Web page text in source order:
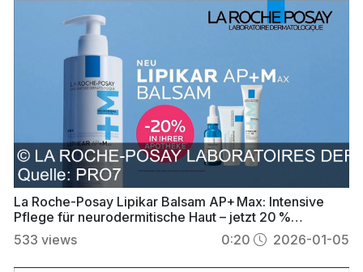
La Roche-Posay Lipikar Balsam AP+ Max: Intensive
Pflege für neurodermitische Haut – jetzt 20 %
günstiger
533 views 0:20 2026-01-05